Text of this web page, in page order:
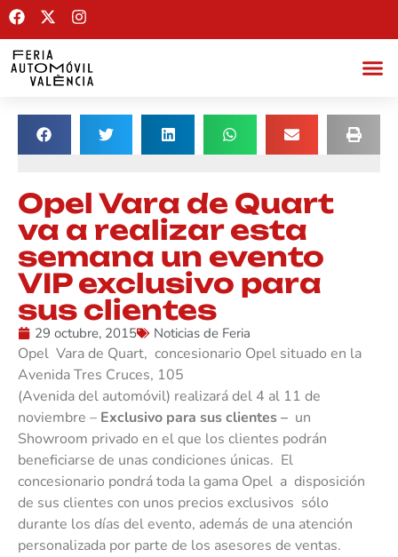
Opel Vara de Quart
va a realizar esta
semana un evento
VIP exclusivo para
sus clientes
29 octubre, 2015 Noticias de Feria
Opel Vara de Quart, concesionario Opel situado en la
Avenida Tres Cruces, 105
(Avenida del automóvil) realizará del 4 al 11 de
noviembre – Exclusivo para sus clientes – un
Showroom privado en el que los clientes podrán
beneficiarse de unas condiciones únicas. El
concesionario pondrá toda la gama Opel a disposición
de sus clientes con unos precios exclusivos sólo
durante los días del evento, además de una atención
personalizada por parte de los asesores de ventas.